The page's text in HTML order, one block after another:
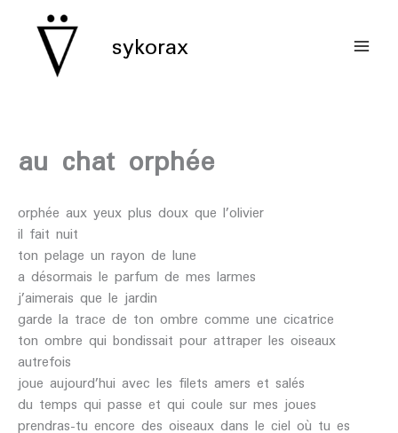
contenu sykorax
au chat orphée
orphée aux yeux plus doux que l’olivier
il fait nuit
ton pelage un rayon de lune
a désormais le parfum de mes larmes
j’aimerais que le jardin
garde la trace de ton ombre comme une cicatrice
ton ombre qui bondissait pour attraper les oiseaux
autrefois
joue aujourd’hui avec les filets amers et salés
du temps qui passe et qui coule sur mes joues
prendras-tu encore des oiseaux dans le ciel où tu es